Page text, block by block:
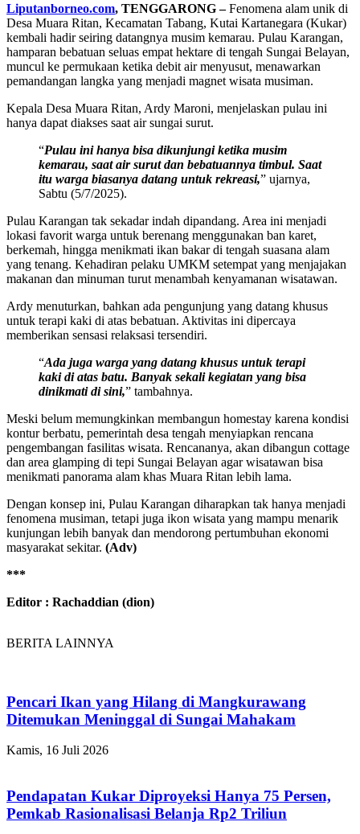
Liputanborneo.com, TENGGARONG –Fenomena alam unik di
Desa Muara Ritan, Kecamatan Tabang, Kutai Kartanegara (Kukar)
kembali hadir seiring datangnya musim kemarau. Pulau Karangan,
hamparan bebatuan seluas empat hektare di tengah Sungai Belayan,
muncul ke permukaan ketika debit air menyusut, menawarkan
pemandangan langka yang menjadi magnet wisata musiman.
Kepala Desa Muara Ritan, Ardy Maroni, menjelaskan pulau ini
hanya dapat diakses saat air sungai surut.
“Pulau ini hanya bisa dikunjungi ketika musim
kemarau, saat air surut dan bebatuannya timbul. Saat
itu warga biasanya datang untuk rekreasi,” ujarnya,
Sabtu (5/7/2025).
Pulau Karangan tak sekadar indah dipandang. Area ini menjadi
lokasi favorit warga untuk berenang menggunakan ban karet,
berkemah, hingga menikmati ikan bakar di tengah suasana alam
yang tenang. Kehadiran pelaku UMKM setempat yang menjajakan
makanan dan minuman turut menambah kenyamanan wisatawan.
Ardy menuturkan, bahkan ada pengunjung yang datang khusus
untuk terapi kaki di atas bebatuan. Aktivitas ini dipercaya
memberikan sensasi relaksasi tersendiri.
“Ada juga warga yang datang khusus untuk terapi
kaki di atas batu. Banyak sekali kegiatan yang bisa
dinikmati di sini,” tambahnya.
Meski belum memungkinkan membangun homestay karena kondisi
kontur berbatu, pemerintah desa tengah menyiapkan rencana
pengembangan fasilitas wisata. Rencananya, akan dibangun cottage
dan area glamping di tepi Sungai Belayan agar wisatawan bisa
menikmati panorama alam khas Muara Ritan lebih lama.
Dengan konsep ini, Pulau Karangan diharapkan tak hanya menjadi
fenomena musiman, tetapi juga ikon wisata yang mampu menarik
kunjungan lebih banyak dan mendorong pertumbuhan ekonomi
masyarakat sekitar. (Adv)
***
Editor : Rachaddian (dion)
BERITA LAINNYA
Pencari Ikan yang Hilang di Mangkurawang
Ditemukan Meninggal di Sungai Mahakam
Kamis, 16 Juli 2026
Pendapatan Kukar Diproyeksi Hanya 75 Persen,
Pemkab Rasionalisasi Belanja Rp2 Triliun